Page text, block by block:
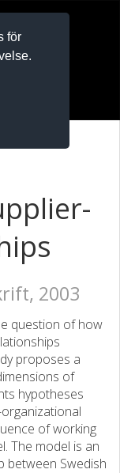
för
2003
question of how
proposes a
of
hypotheses
of working
The model is an
between Swedish